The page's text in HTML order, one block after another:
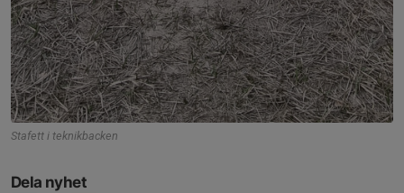
Stafett i teknikbacken
Dela nyhet